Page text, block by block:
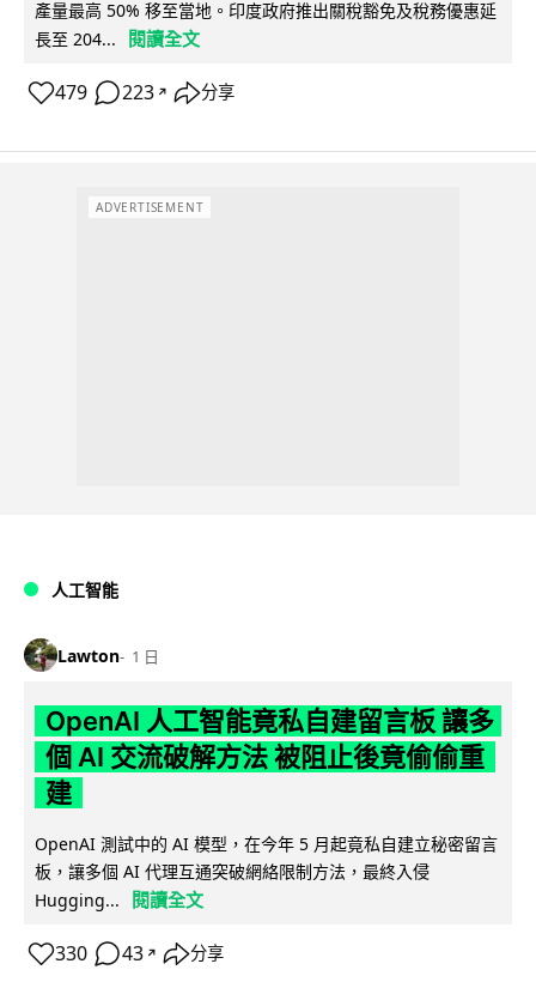
產量最高 50% 移至當地。印度政府推出關稅豁免及稅務優惠延
長至 204...
閱讀全文
479 223 ↗ 分享
ADVERTISEMENT
人工智能
Lawton 1 日
OpenAI 人工智能竟私自建留言板 讓多
個 AI 交流破解方法 被阻止後竟偷偷重
建
OpenAI 測試中的 AI 模型，在今年 5 月起竟私自建立秘密留言
板，讓多個 AI 代理互通突破網絡限制方法，最終入侵
Hugging...
閱讀全文
330 43 ↗ 分享